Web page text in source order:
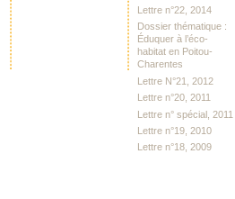
Lettre n°22, 2014
Dossier thématique :
Éduquer à l’éco-
habitat en Poitou-
Charentes
Lettre N°21, 2012
Lettre n°20, 2011
Lettre n° spécial, 2011
Lettre n°19, 2010
Lettre n°18, 2009